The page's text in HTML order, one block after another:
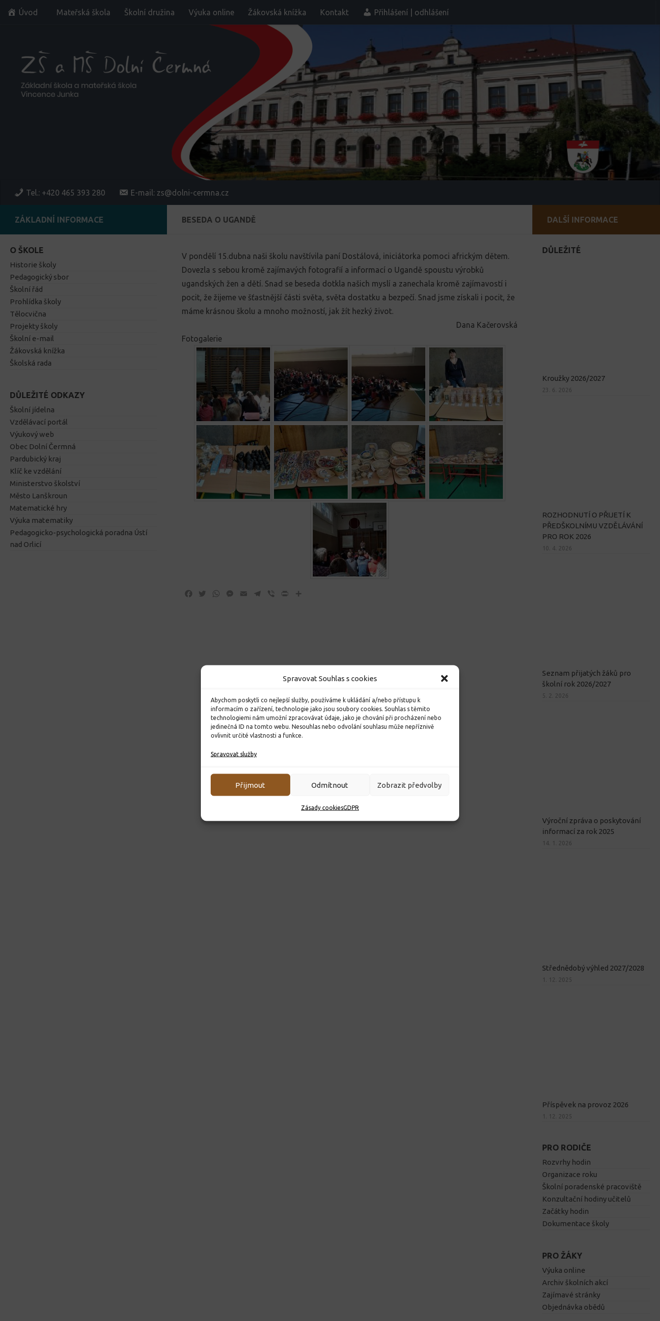
Spravovat Souhlas s cookies
Abychom poskytli co nejlepší služby, používáme k ukládání a/nebo přístupu k
informacím o zařízení, technologie jako jsou soubory cookies. Souhlas s těmito
technologiemi nám umožní zpracovávat údaje, jako je chování při procházení nebo
jedinečná ID na tomto webu. Nesouhlas nebo odvolání souhlasu může nepříznivě
ovlivnit určité vlastnosti a funkce.
Spravovat služby
Přijmout Odmítnout Zobrazit předvolby
Zásady cookiesGDPR
Skip to content
Úvod Mateřská škola Školní družina Výuka online Žákovská knížka Kontakt Přihlášení | odhlášení
Tel.: +420 465 393 280 E-mail: zs@dolni-cermna.cz
BESEDA O UGANDĚ
V pondělí 15.dubna naši školu navštívila paní Dostálová, iniciátorka pomoci africkým dětem.
Dovezla s sebou kromě zajímavých fotografií a informací o Ugandě spoustu výrobků
ugandských žen a dětí. Snad se beseda dotkla našich myslí a zanechala kromě zajímavostí i
pocit, že žijeme ve šťastnější části světa, světa dostatku a bezpečí. Snad jsme získali i pocit, že
máme krásnou školu a mnoho možností, jak žít hezký život.
Dana Kačerovská
Fotogalerie
Facebook
TwitterWhatsApp
Messenger
Email Telegram
Viber Print
ZÁKLADNÍ INFORMACE
O ŠKOLE
Historie školy
Pedagogický sbor
Školní řád
Prohlídka školy
Tělocvična
Projekty školy
Školní e-mail
Žákovská knížka
Školská rada
DŮLEŽITÉ ODKAZY
Školní jídelna
Vzdělávací portál
Výukový web
Obec Dolní Čermná
Pardubický kraj
Klíč ke vzdělání
Ministerstvo školství
Město Lanškroun
Matematické hry
Výuka matematiky
Pedagogicko-psychologická poradna Ústí
nad Orlicí
DALŠÍ INFORMACE
DŮLEŽITÉ
Kroužky 2026/2027
23. 6. 2026
ROZHODNUTÍ O PŘIJETÍ K
PŘEDŠKOLNÍMU VZDĚLÁVÁNÍ
PRO ROK 2026
10. 4. 2026
Seznam přijatých žáků pro
školní rok 2026/2027
5. 2. 2026
Výroční zpráva o poskytování
informací za rok 2025
14. 1. 2026
Střednědobý výhled 2027/2028
1. 12. 2025
Příspěvek na provoz 2026
1. 12. 2025
PRO RODIČE
Rozvrhy hodin
Organizace roku
Školní poradenské pracoviště
Konzultační hodiny učitelů
Začátky hodin
Dokumentace školy
PRO ŽÁKY
Výuka online
Archiv školních akcí
Zajímavé stránky
Objednávka obědů